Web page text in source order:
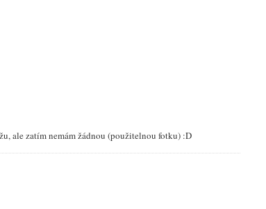
ale zatím nemám žádnou (použitelnou fotku) :D